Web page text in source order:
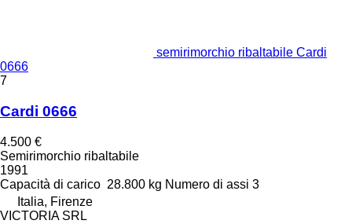
semirimorchio ribaltabile Cardi
0666
7
Cardi 0666
4.500 €
Semirimorchio ribaltabile
1991
Capacità di carico 28.800 kg Numero di assi 3
Italia, Firenze
VICTORIA SRL